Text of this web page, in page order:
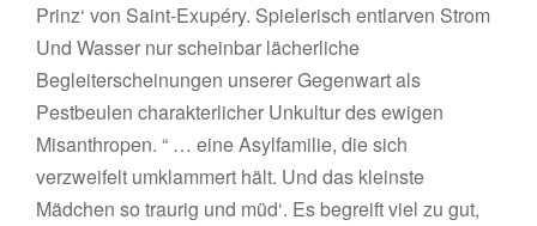
Prinz‘ von Saint-Exupéry. Spielerisch entlarven Strom
Und Wasser nur scheinbar lächerliche
Begleiterscheinungen unserer Gegenwart als
Pestbeulen charakterlicher Unkultur des ewigen
Misanthropen. “ … eine Asylfamilie, die sich
verzweifelt umklammert hält. Und das kleinste
Mädchen so traurig und müd‘. Es begreift viel zu gut,